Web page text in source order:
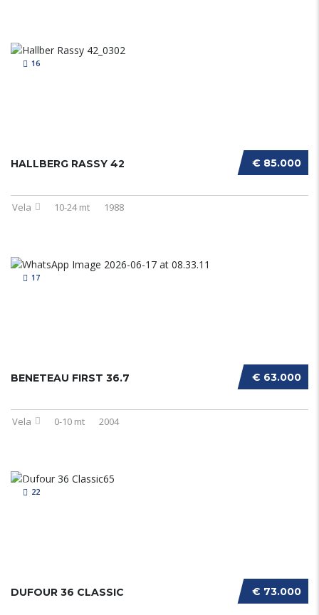
16
€ 85.000
HALLBERG RASSY 42
Vela 10-24 mt 1988
17
€ 63.000
BENETEAU FIRST 36.7
Vela 0-10 mt 2004
22
€ 73.000
DUFOUR 36 CLASSIC